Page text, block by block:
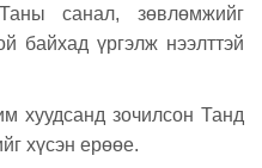
санал, зөвлөмжийг
байхад үргэлж нээлттэй
зочилсон Танд
хүсэн ерөөе.